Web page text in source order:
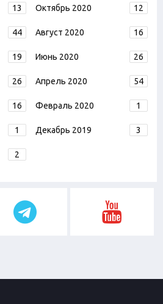
13 Октябрь 2020 12
44 Август 2020 16
19 Июнь 2020 26
26 Апрель 2020 54
16 Февраль 2020 1
1 Декабрь 2019 3
2